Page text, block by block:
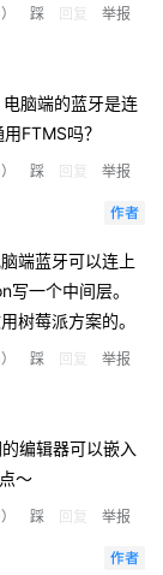
踩 回复 举报
脑端的蓝牙是连
FTMS吗？
踩 回复 举报
端蓝牙可以连上
一个中间层。
树莓派方案的。
踩 回复 举报
编辑器可以嵌入
～
踩 回复 举报